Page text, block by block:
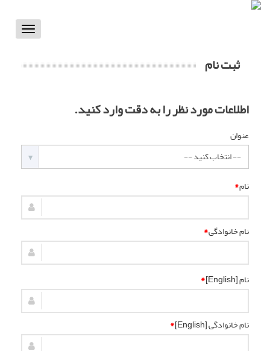
Toggle
ثبت نام
اطلاعات مورد نظر را به دقت وارد کنید.
عنوان
نام*
نام خانوادگی*
نام [English] *
نام خانوادگی [English] *